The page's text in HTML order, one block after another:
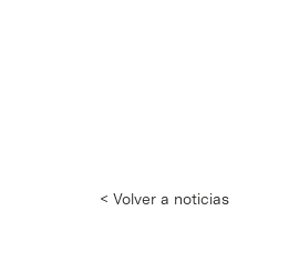
< Volver a noticias